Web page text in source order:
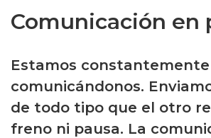
Comunicación en
Estamos constantemente
comunicándonos.
de todo tipo que el otro
freno ni pausa. La